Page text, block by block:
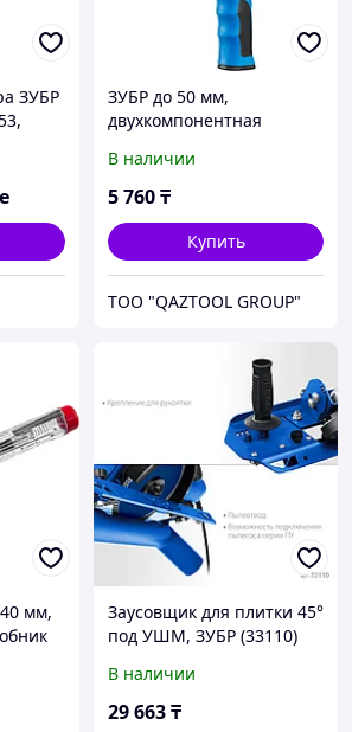
ЗУБР
ЗУБР до 50 мм,
двухкомпонентная
клеящих лент,
Профессионал (12015)
В наличии
5 760₸
Купить
TOO "QAZTOOL GROUP"
мм,
Заусовщик для плитки 45°
под УШМ, ЗУБР (33110)
В наличии
29 663₸